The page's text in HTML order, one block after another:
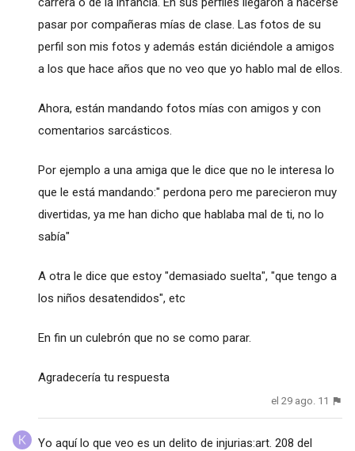
pasar por compañeras mías de clase. Las fotos de su
perfil son mis fotos y además están diciéndole a amigos
a los que hace años que no veo que yo hablo mal de ellos.
Ahora, están mandando fotos mías con amigos y con
comentarios sarcásticos.
Por ejemplo a una amiga que le dice que no le interesa lo
que le está mandando:" perdona pero me parecieron muy
divertidas, ya me han dicho que hablaba mal de ti, no lo
sabía"
A otra le dice que estoy "demasiado suelta", "que tengo a
los niños desatendidos", etc
En fin un culebrón que no se como parar.
Agradecería tu respuesta
el 29 ago. 11
Yo aquí lo que veo es un delito de injurias:art. 208 del